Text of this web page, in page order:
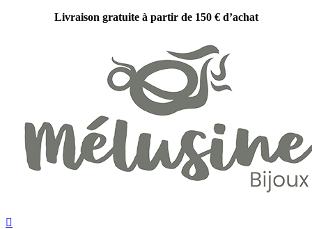
Livraison gratuite à partir de 150 € d’achat
